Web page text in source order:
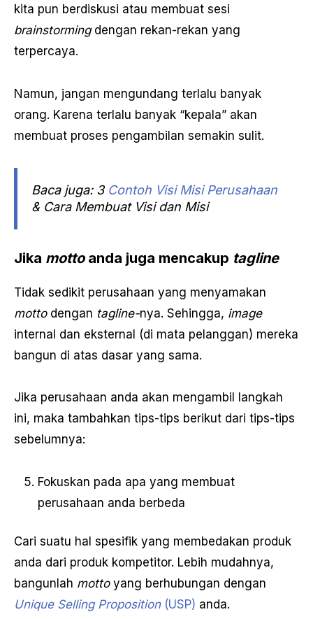
kita pun berdiskusi atau membuat sesi
brainstorming dengan rekan-rekan yang
terpercaya.
Namun, jangan mengundang terlalu banyak
orang. Karena terlalu banyak “kepala” akan
membuat proses pengambilan semakin sulit.
Baca juga: 3 Contoh Visi Misi Perusahaan
& Cara Membuat Visi dan Misi
Jika motto anda juga mencakup tagline
Tidak sedikit perusahaan yang menyamakan
motto dengan tagline-nya. Sehingga, image
internal dan eksternal (di mata pelanggan) mereka
bangun di atas dasar yang sama.
Jika perusahaan anda akan mengambil langkah
ini, maka tambahkan tips-tips berikut dari tips-tips
sebelumnya:
Fokuskan pada apa yang membuat
perusahaan anda berbeda
Cari suatu hal spesifik yang membedakan produk
anda dari produk kompetitor. Lebih mudahnya,
bangunlah motto yang berhubungan dengan
Unique Selling Proposition (USP) anda.